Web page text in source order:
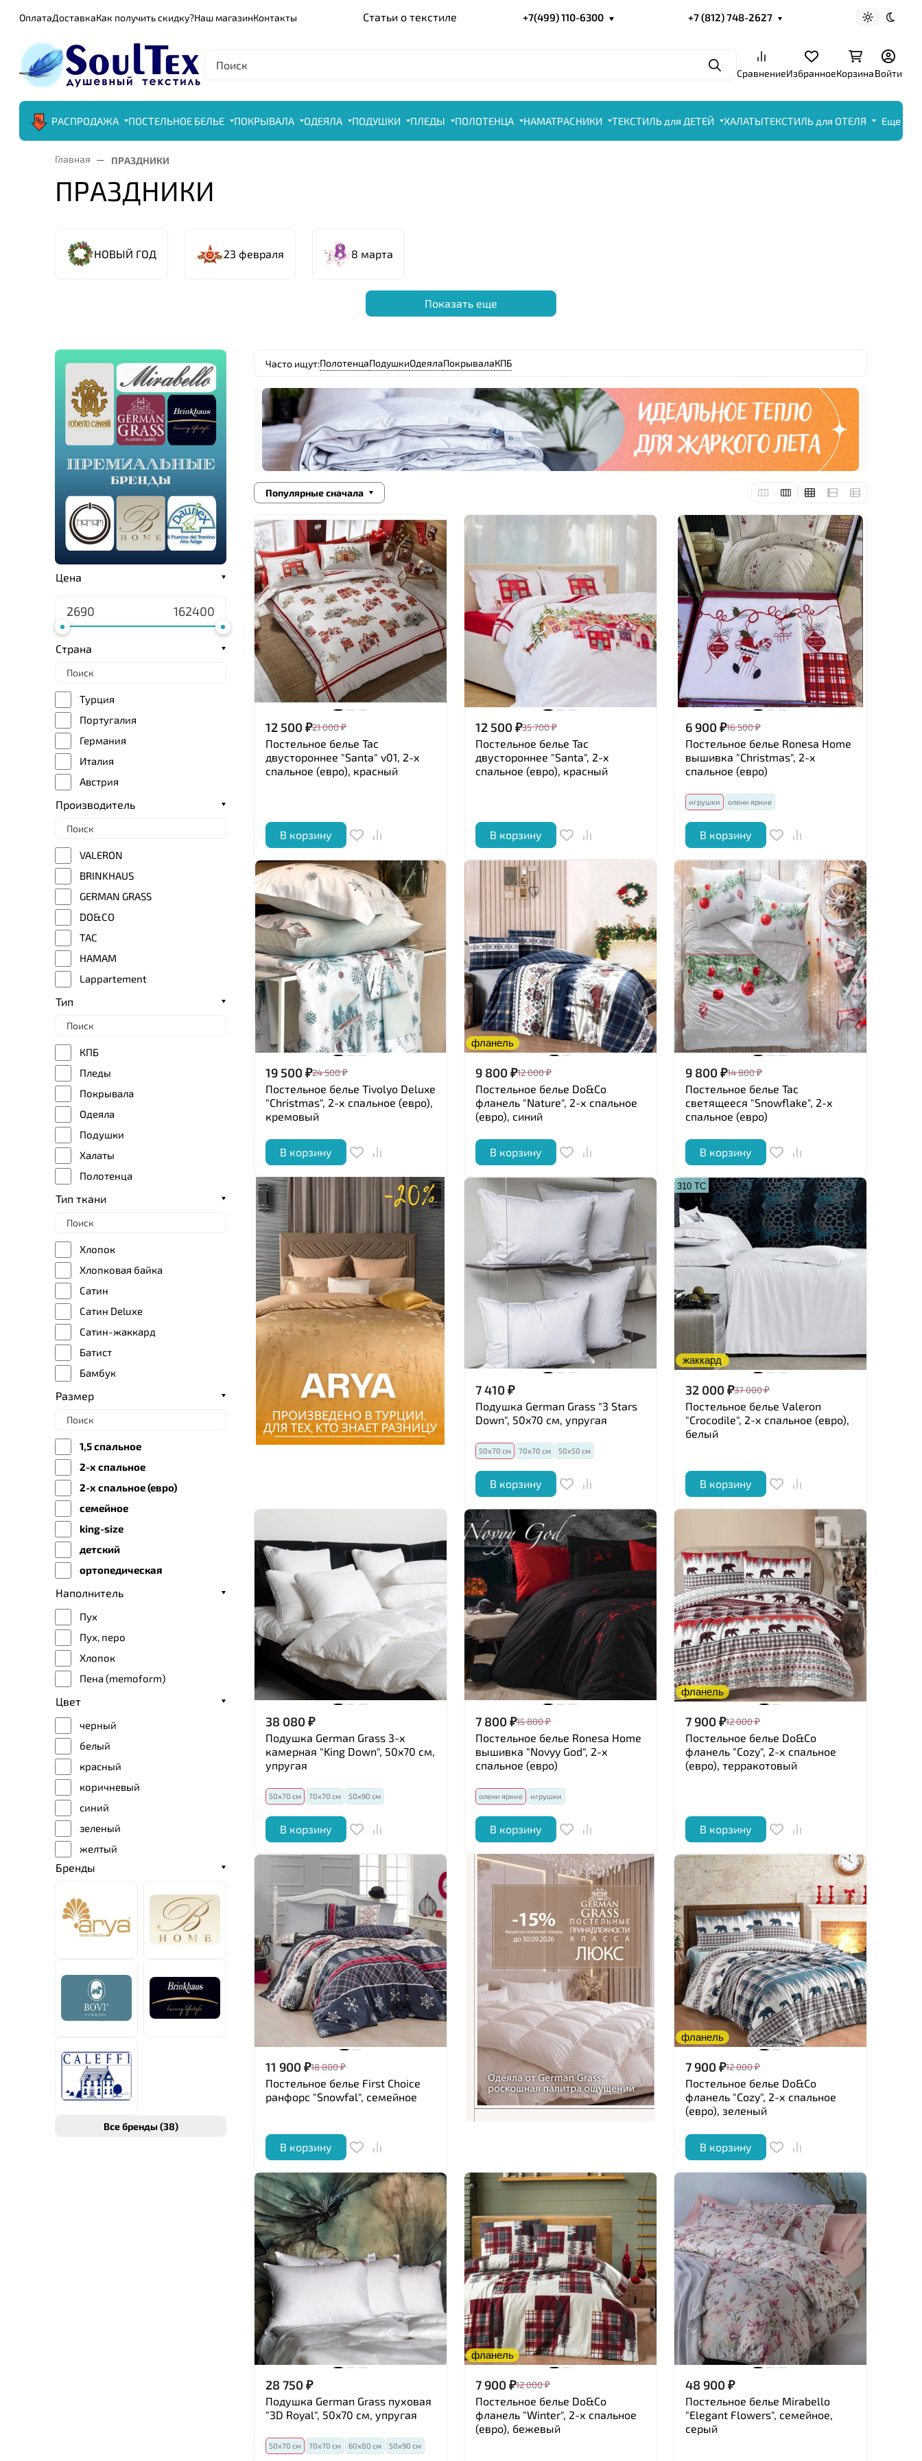
ОплатаДоставкаКак получить скидку?Наш магазинКонтакты Статьи о текстиле +7(499) 110-6300 +7 (812) 748-2627 Светлая
ПоискСравнениеИзбранноеКорзинаВойти
РАСПРОДАЖА ПОСТЕЛЬНОЕ БЕЛЬЕ ПОКРЫВАЛА ОДЕЯЛА ПОДУШКИ ПЛЕДЫ ПОЛОТЕНЦА НАМАТРАСНИКИ ТЕКСТИЛЬ для ДЕТЕЙ ХАЛАТЫТЕКСТИЛЬ для ОТЕЛЯ Еще
Главная ПРАЗДНИКИ
ПРАЗДНИКИ
НОВЫЙ ГОД 23 февраля 8 марта
Показать еще
Цена
Страна
Турция
Португалия
Германия
Италия
Австрия
Производитель
VALERON
BRINKHAUS
GERMAN GRASS
DO&CO
TAC
HAMAM
Lappartement
LUXBERRY
MIRABELLO
TIVOLYO HOME
BLUMARINE
ROBERTO CAVALLI
MERZUKA
BOVI
I.W.T. S.r.l.
R.BALESTRA
KARNA
First Choice
Ronesa Home
Тип
КПБ
Пледы
Покрывала
Одеяла
Подушки
Халаты
Полотенца
Постельное белье
Тип ткани
Хлопок
Хлопковая байка
Сатин
Сатин Deluxe
Сатин-жаккард
Батист
Бамбук
Шелк
Ранфорс
Махровая ткань
Шерсть
Акрил
Микрокоттон
Фланель
Тик
Велюр
Мако-батист
Твил
Размер
1,5 спальное
2-х спальное
2-х спальное (евро)
семейное
king-size
детский
ортопедическая
Комплект
200x220 см
130x170 см
130x180 см
150x200 cм
270x270 см
60x80 см
70x70 см
M
XL
L
Наполнитель
Пух
Пух, перо
Хлопок
Пена (memoform)
Цвет
черный
белый
красный
коричневый
синий
зеленый
желтый
стоне
бордовый
малиновый
бежевый
кремовый
оливковый
ментол
бирюзовый
шампань
Бренды
Все бренды (38)
Часто ищут:ПолотенцаПодушкиОдеялаПокрывалаКПБ
Популярные сначала
12 500₽21 000₽
Постельное белье Tac
двустороннее "Santa" v01, 2-х
спальное (евро), красный
В корзину
12 500₽35 700₽
Постельное белье Tac
двустороннее "Santa", 2-х
спальное (евро), красный
В корзину
6 900₽16 500₽
Постельное белье Ronesa Home
вышивка "Christmas", 2-х
спальное (евро)
игрушки олени яркие
В корзину
19 500₽24 500₽
Постельное белье Tivolyo Deluxe
"Christmas", 2-х спальное (евро),
кремовый
В корзину
фланель
9 800₽12 000₽
Постельное белье Do&Co
фланель "Nature", 2-х спальное
(евро), синий
В корзину
9 800₽14 800₽
Постельное белье Tac
светящееся "Snowflake", 2-х
спальное (евро)
В корзину
7 410₽
Подушка German Grass "3 Stars
Down", 50x70 см, упругая
50х70 см 70х70 см 50х50 см
В корзину
310 ТС
жаккард
32 000₽37 000₽
Постельное белье Valeron
"Crocodile", 2-х спальное (евро),
белый
В корзину
38 080₽
Подушка German Grass 3-х
камерная "King Down", 50x70 см,
упругая
50х70 см 70х70 см 50х90 см
В корзину
7 800₽15 800₽
Постельное белье Ronesa Home
вышивка "Novyy God", 2-х
спальное (евро)
олени яркие игрушки
В корзину
фланель
7 900₽12 000₽
Постельное белье Do&Co
фланель "Cozy", 2-х спальное
(евро), терракотовый
В корзину
11 900₽18 800₽
Постельное белье First Choice
ранфорс "Snowfal", семейное
В корзину
фланель
7 900₽12 000₽
Постельное белье Do&Co
фланель "Cozy", 2-х спальное
(евро), зеленый
В корзину
28 750₽
Подушка German Grass пуховая
"3D Royal", 50x70 см, упругая
50х70 см 70х70 см 60х80 см 50х90 см
фланель
7 900₽12 000₽
Постельное белье Do&Co
фланель "Winter", 2-х спальное
(евро), бежевый
48 900₽
Постельное белье Mirabello
"Elegant Flowers", семейное,
серый